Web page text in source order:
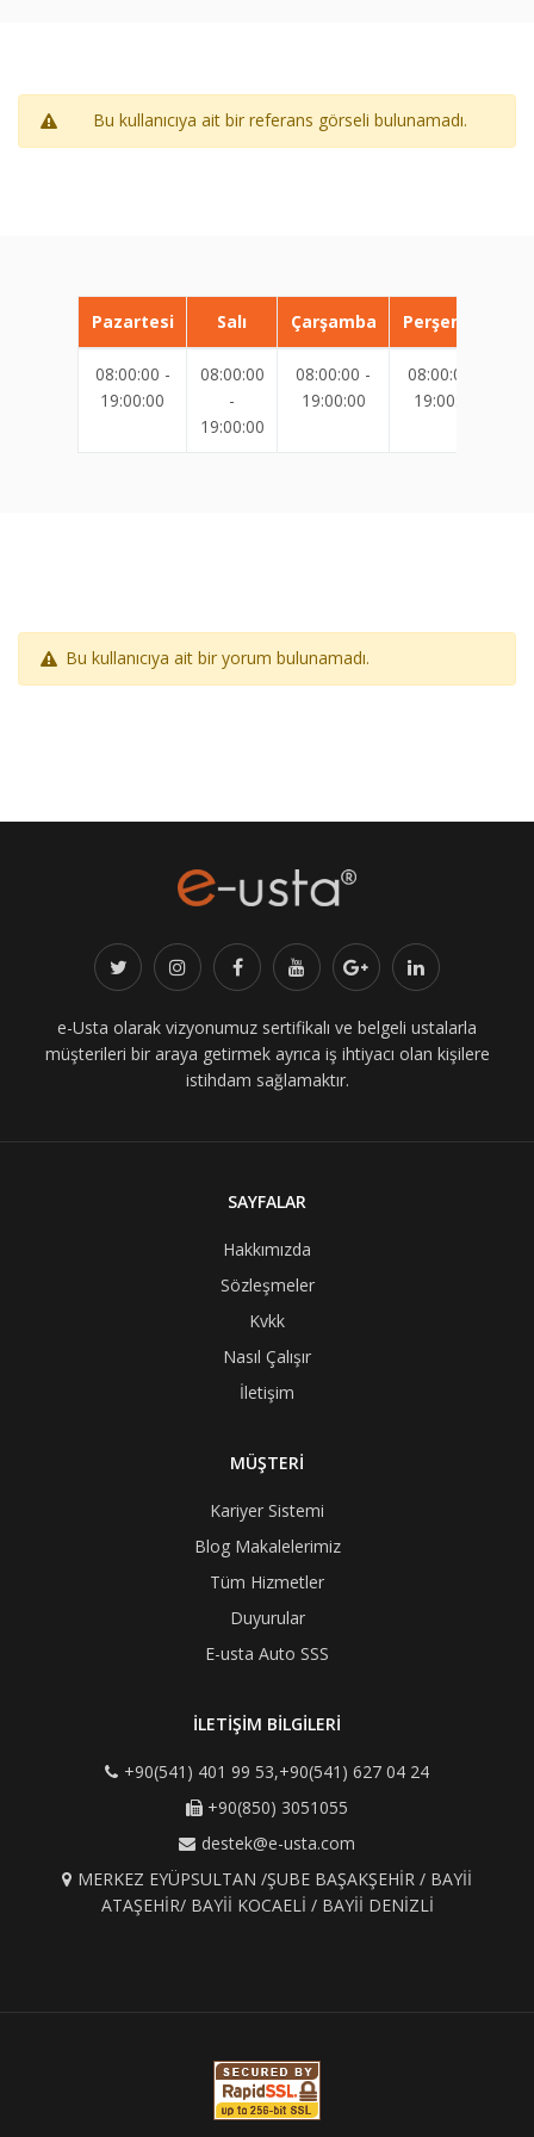
Bu kullanıcıya ait bir referans görseli bulunamadı.
Pazartesi Salı Çarşamba Perşembe
08:00:00 -
19:00:00
08:00:00
-
19:00:00
08:00:00 -
19:00:00
08:00:00 -
19:00:00
Bu kullanıcıya ait bir yorum bulunamadı.
e-Usta olarak vizyonumuz sertifikalı ve belgeli ustalarla
müşterileri bir araya getirmek ayrıca iş ihtiyacı olan kişilere
istihdam sağlamaktır.
SAYFALAR
Hakkımızda
Sözleşmeler
Kvkk
Nasıl Çalışır
İletişim
MÜŞTERİ
Kariyer Sistemi
Blog Makalelerimiz
Tüm Hizmetler
Duyurular
E-usta Auto SSS
İLETİŞİM BİLGİLERİ
+90(541) 401 99 53,+90(541) 627 04 24
+90(850) 3051055
destek@e-usta.com
MERKEZ EYÜPSULTAN /ŞUBE BAŞAKŞEHİR / BAYİİ
ATAŞEHİR/ BAYİİ KOCAELİ / BAYİİ DENİZLİ